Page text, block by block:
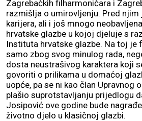
Zagrebačkih filharmoničara i
razmišlja o umirovljenju. Pred njim
karijera, ali i još mnogo
hrvatske glazbe u kojoj djeluje s
Instituta hrvatske glazbe. Na toj je
samo zbog svog minulog rada,
dosta neustrašivog karaktera koji
govoriti o prilikama u domaćoj
uopće, pa se ni kao član Upravnog
plašio suprotstavljanju prijedlogu
Josipović ove godine bude
životno djelo u klasičnoj glazbi.